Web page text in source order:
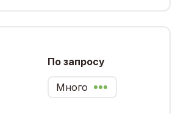
По запросу
Много